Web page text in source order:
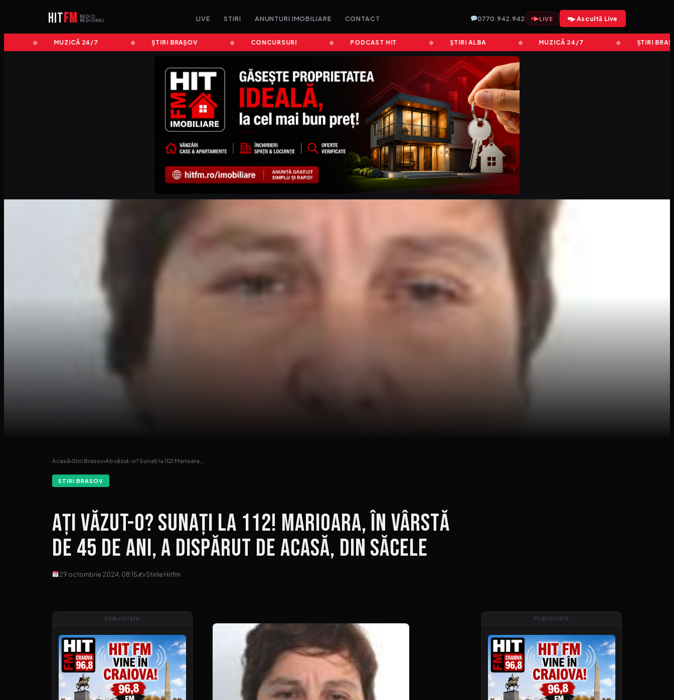
HITFM
RADIO
REGIONAL
LIVE STIRI ANUNTURI IMOBILIARE CONTACT 0770.942.942 ▶LIVE ▶ Ascultă Live
MUZICĂ 24/7 ȘTIRI BRAȘOV CONCURSURI PODCAST HIT ȘTIRI ALBA MUZICĂ 24/7 ȘTIRI BRAȘOV
Acasă›Stiri Brasov›Ați văzut-o? Sunați la 112! Marioara,…
STIRI BRASOV
Ați văzut-o? Sunați la 112! Marioara, în vârstă
de 45 de ani, a dispărut de acasă, din Săcele
29 octombrie 2024, 08:15✍ Stirile Hitfm
PUBLICITATE PUBLICITATE